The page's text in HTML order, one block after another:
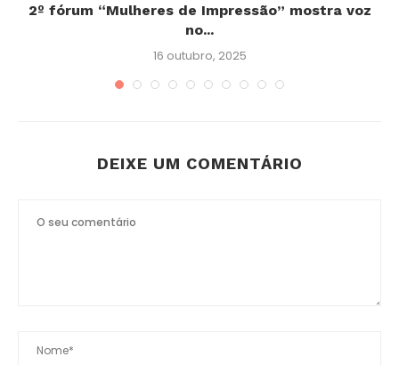
2º fórum “Mulheres de Impressão” mostra voz
no...
16 outubro, 2025
DEIXE UM COMENTÁRIO